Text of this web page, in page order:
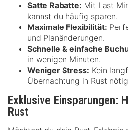
Satte Rabatte: Mit Last
kannst du häufig sparen.
Maximale Flexibilität:
und Planänderungen.
Schnelle & einfache
in wenigen Minuten.
Weniger Stress: Kein
Übernachtung in Rust
Exklusive Einsparungen:
Rust